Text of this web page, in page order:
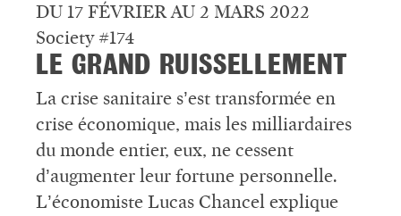
DU 17 FÉVRIER AU 2 MARS 2022
Society #174
LE GRAND RUISSELLEMENT
La crise sanitaire s’est transformée en
crise économique, mais les milliardaires
du monde entier, eux, ne cessent
d’augmenter leur fortune personnelle.
L’économiste Lucas Chancel explique